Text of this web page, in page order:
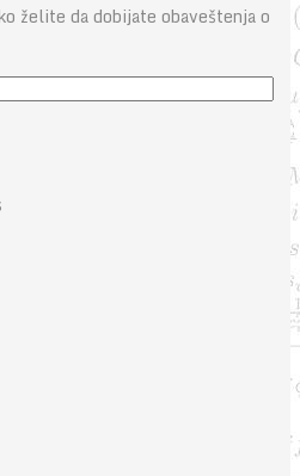
želite da dobijate obaveštenja o